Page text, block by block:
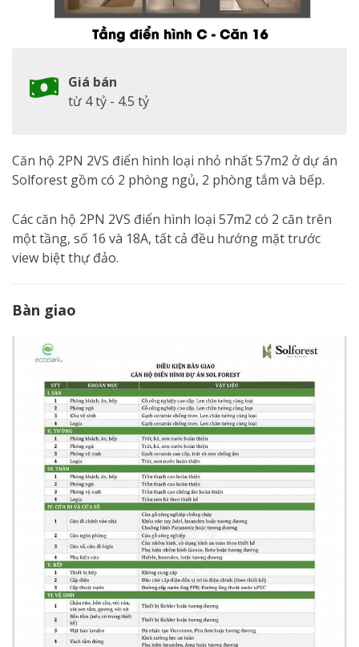
Giá bán
từ 4 tỷ - 4.5 tỷ
Căn hộ 2PN 2VS điển hình loại nhỏ nhất 57m2 ở dự án
Solforest gồm có 2 phòng ngủ, 2 phòng tắm và bếp.
Các căn hộ 2PN 2VS điển hình loại 57m2 có 2 căn trên
một tầng, số 16 và 18A, tất cả đều hướng mặt trước
view biệt thự đảo.
Bàn giao